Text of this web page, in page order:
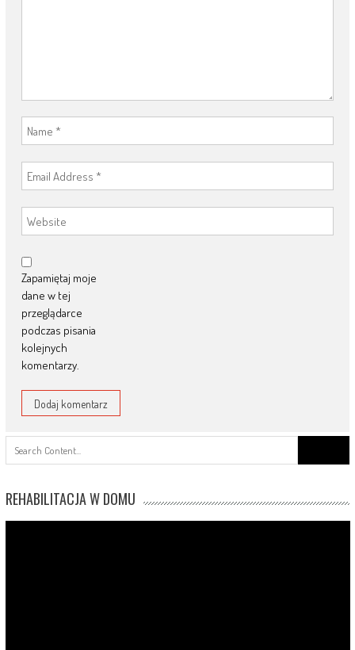
Zapamiętaj moje
dane w tej
przeglądarce
podczas pisania
kolejnych
komentarzy.
for:
REHABILITACJA W DOMU